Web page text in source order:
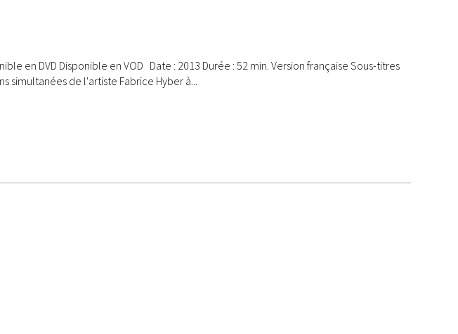
en DVD Disponible en VOD Date : 2013 Durée : 52 min. Version française Sous-titres
simultanées de l'artiste Fabrice Hyber à...